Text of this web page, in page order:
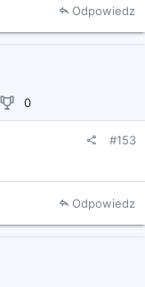
Odpowiedz
0
#153
Odpowiedz